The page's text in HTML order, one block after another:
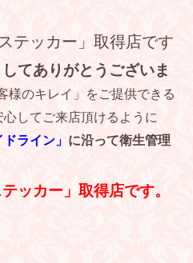
テッカー」取得店です
てありがとうございま
様のキレイ」をご提供できる
してご来店頂けるように
ライン」 に沿って衛生管理
ッカー」取得店です。